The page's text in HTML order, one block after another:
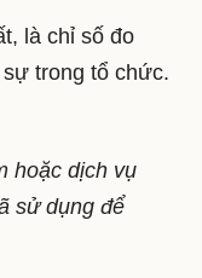
là chỉ số đo
trong tổ chức.
hoặc dịch vụ
sử dụng để